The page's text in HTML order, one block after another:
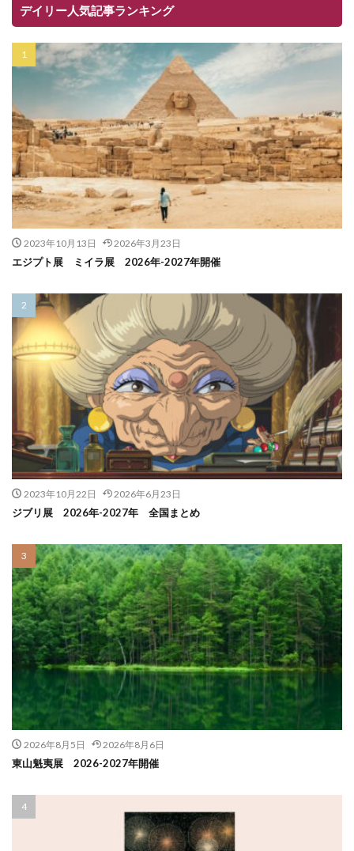
デイリー人気記事ランキング
2023年10月13日 2026年3月23日
エジプト展 ミイラ展 2026年-2027年開催
2023年10月22日 2026年6月23日
ジブリ展 2026年-2027年 全国まとめ
2026年8月5日 2026年8月6日
東山魁夷展 2026-2027年開催